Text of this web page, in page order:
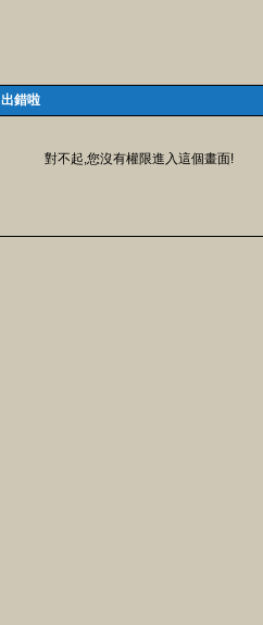
出錯啦
對不起,您沒有權限進入這個畫面!